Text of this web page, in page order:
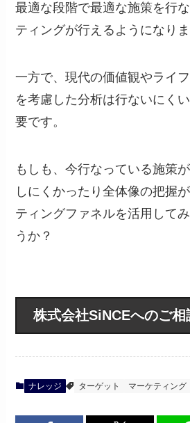
最適な段階で最適な施策を行
ティングが行えるようになりま
一方で、現代の価値観やライ
を考慮した分析は行ないにく
要です。
もしも、今行なっている施策
しにくかったり全体像の把握
ティングファネルを活用して
うか？
株式会社SiNCEへのご相
ナレッジ ターゲット マーケティング